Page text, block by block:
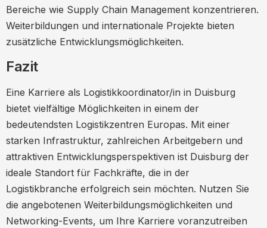
Bereiche wie Supply Chain Management konzentrieren.
Weiterbildungen und internationale Projekte bieten
zusätzliche Entwicklungsmöglichkeiten.
Fazit
Eine Karriere als Logistikkoordinator/in in Duisburg
bietet vielfältige Möglichkeiten in einem der
bedeutendsten Logistikzentren Europas. Mit einer
starken Infrastruktur, zahlreichen Arbeitgebern und
attraktiven Entwicklungsperspektiven ist Duisburg der
ideale Standort für Fachkräfte, die in der
Logistikbranche erfolgreich sein möchten. Nutzen Sie
die angebotenen Weiterbildungsmöglichkeiten und
Networking-Events, um Ihre Karriere voranzutreiben